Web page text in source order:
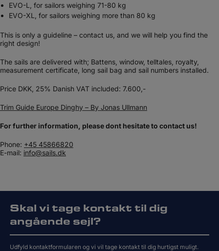
EVO-L, for sailors weighing 71-80 kg
EVO-XL, for sailors weighing more than 80 kg
This is only a guideline – contact us, and we will help you find the
right design!
The sails are delivered with; Battens, window, telltales, royalty,
measurement certificate, long sail bag and sail numbers installed.​
Price DKK, 25% Danish VAT included: 7.600,-
Trim Guide Europe Dinghy – By Jonas Ullmann
For further information, please dont hesitate to contact us!
Phone: +45 45866820
E-mail: info@sails.dk
Skal vi tage kontakt til dig
angående sejl?
Udfyld kontaktformularen og vi vil tage kontakt til dig hurtigst muligt.